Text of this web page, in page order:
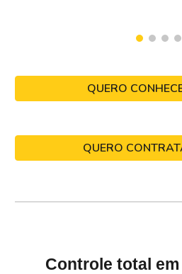
QUERO
QUERO
Controle total